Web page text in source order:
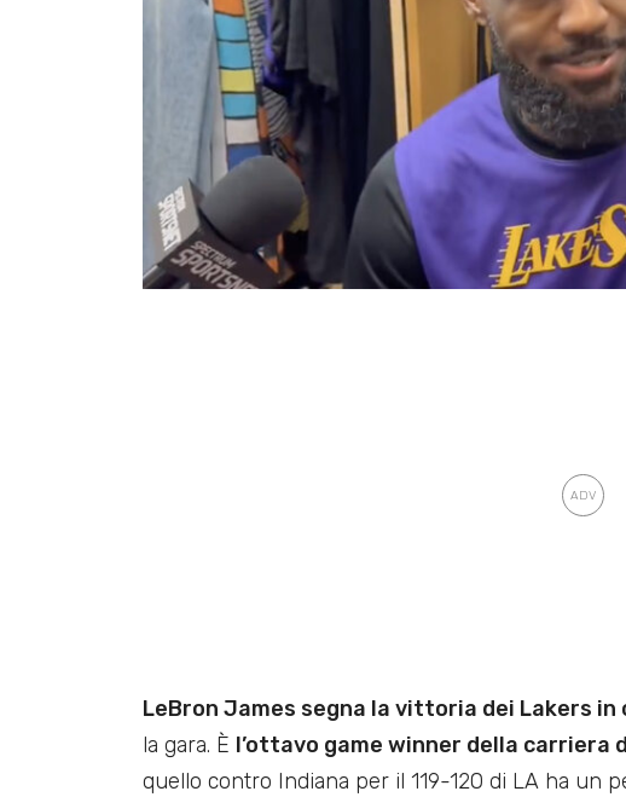
LeBron James segna la vittoria dei Lakers in
la gara. È l’ottavo game winner della carriera
quello contro Indiana per il 119-120 di LA ha un